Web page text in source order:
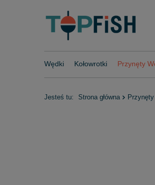
Wędki Kołowrotki Przynęty
Jesteś tu: Strona główna